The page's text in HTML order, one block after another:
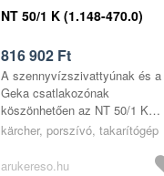
NT 50/1 K (1.148-470.0)
816 902 Ft
A szennyvízszivattyúnak és a
Geka csatlakozónak
köszönhetően az NT 50/1 K
nedves és száraz porszívó
folyadék gyors eltávo...
kärcher, porszívó, takarítógép
arukereso.hu